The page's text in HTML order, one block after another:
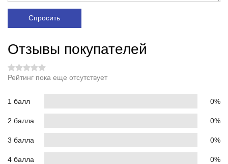
Спросить
Отзывы покупателей
Рейтинг пока еще отсутствует
1 балл 0%
2 балла 0%
3 балла 0%
4 балла 0%